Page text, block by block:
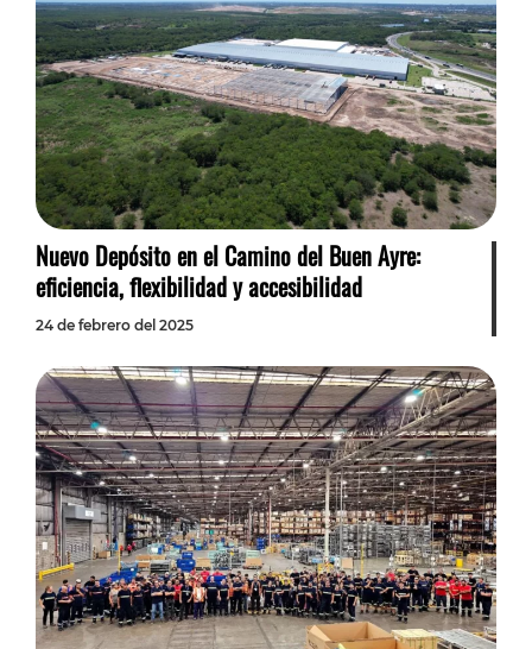
Nuevo Depósito en el Camino del Buen Ayre:
eficiencia, flexibilidad y accesibilidad
24 de febrero del 2025